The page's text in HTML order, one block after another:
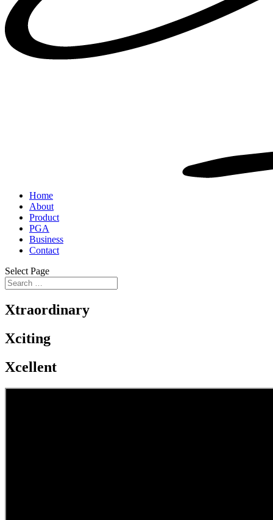
Home
About
Product
PGA
Business
Contact
Select Page
Xtraordinary
Xciting
Xcellent